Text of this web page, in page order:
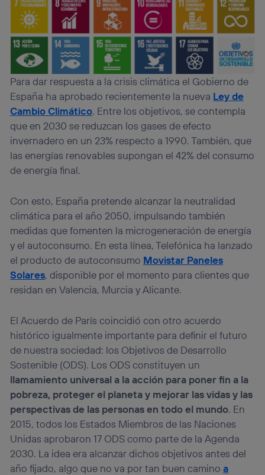
Para dar respuesta a la crisis climática el Gobierno de
España ha aprobado recientemente la nueva Ley de
Cambio Climático. Entre los objetivos, se contempla
que en 2030 se reduzcan los gases de efecto
invernadero en un 23% respecto a 1990. También, que
las energías renovables supongan el 42% del consumo
de energía final.
Con esto, España pretende alcanzar la neutralidad
climática para el año 2050, impulsando también
medidas que fomenten la microgeneración de energía
y el autoconsumo. En esta línea, Telefónica ha lanzado
el producto de autoconsumo Movistar Paneles
Solares, disponible por el momento para clientes que
residan en Valencia, Murcia y Alicante.
El Acuerdo de París coincidió con otro acuerdo
histórico igualmente importante para definir el futuro
de nuestra sociedad: los Objetivos de Desarrollo
Sostenible (ODS). Los ODS constituyen un
llamamiento universal a la acción para poner fin a la
pobreza, proteger el planeta y mejorar las vidas y las
perspectivas de las personas en todo el mundo. En
2015, todos los Estados Miembros de las Naciones
Unidas aprobaron 17 ODS como parte de la Agenda
2030. La idea era alcanzar dichos objetivos antes del
año fijado, algo que no va por tan buen caminoa
que hayan dado su consentimiento.
Si utilizasdatos móviles
, el marketing será más
personalizado, ya que se basará únicamente en la
navegación del usuario del móvil.
Puedes gestionar los consentimientos Utiq seleccionando
“Administrar Utiq” en la parte inferior de esta página web o
visitando el portal de privacidad de Utiq
(“consenthub”). Para más información, consulta
la política de privacidad de Utiq.